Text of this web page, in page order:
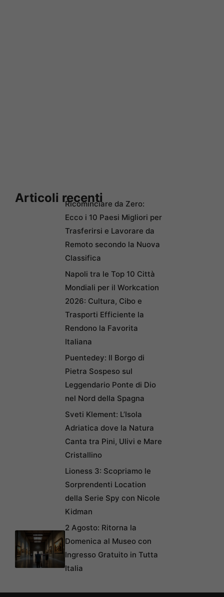
Articoli recentiRicominciare da Zero:
Ecco i 10 Paesi Migliori per
Trasferirsi e Lavorare da
Remoto secondo la Nuova
Classifica
Napoli tra le Top 10 Città
Mondiali per il Workcation
2026: Cultura, Cibo e
Trasporti Efficiente la
Rendono la Favorita
Italiana
Puentedey: Il Borgo di
Pietra Sospeso sul
Leggendario Ponte di Dio
nel Nord della Spagna
Sveti Klement: L’Isola
Adriatica dove la Natura
Canta tra Pini, Ulivi e Mare
Cristallino
Lioness 3: Scopriamo le
Sorprendenti Location
della Serie Spy con Nicole
Kidman
2 Agosto: Ritorna la
Domenica al Museo con
Ingresso Gratuito in Tutta
Italia